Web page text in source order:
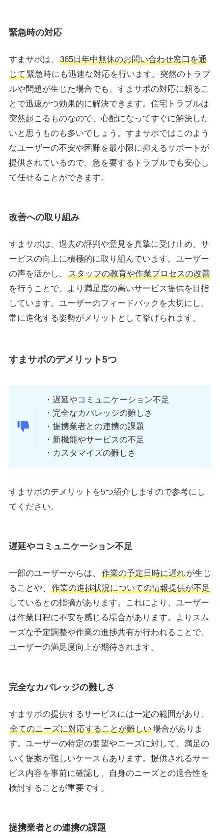
緊急時の対応
すまサポは、
365日年中無休のお問い合わせ窓口を通
じて緊急時にも迅速な対応を行います。突然のトラブ
ルや問題が生じた場合でも、すまサポの対応に頼るこ
とで迅速かつ効果的に解決できます。住宅トラブルは
突然起こるものなので、心配になってすぐに解決した
いと思うものも多いでしょう。すまサポではこのよう
なユーザーの不安や困難を最小限に抑えるサポートが
提供されているので、急を要するトラブルでも安心し
て任せることができます。
改善への取り組み
すまサポは、過去の評判や意見を真摯に受け止め、サ
ービスの向上に積極的に取り組んでいます。ユーザー
の声を活かし、
スタッフの教育や作業プロセスの改善
を行うことで、より満足度の高いサービス提供を目指
しています。ユーザーのフィードバックを大切にし、
常に進化する姿勢がメリットとして挙げられます。
すまサポのデメリット5つ
・遅延やコミュニケーション不足
・完全なカバレッジの難しさ
・提携業者との連携の課題
・新機能やサービスの不足
・カスタマイズの難しさ
すまサポのデメリットを5つ紹介しますので参考にし
てください。
遅延やコミュニケーション不足
一部のユーザーからは、 作業の予定日時に遅れが生じ
ることや、
作業の進捗状況についての情報提供が不足
しているとの指摘があります。これにより、ユーザー
は作業日程に不安を感じる場合があります。よりスム
ーズな予定調整や作業の進捗共有が行われることで、
ユーザーの満足度向上が期待されます。
完全なカバレッジの難しさ
すまサポの提供するサービスには一定の範囲があり、
全てのニーズに対応することが難しい場合がありま
す。ユーザーの特定の要望やニーズに対して、満足の
いく提案が難しいケースもあります。提供されるサー
ビス内容を事前に確認し、自身のニーズとの適合性を
検討することが重要です。
提携業者との連携の課題